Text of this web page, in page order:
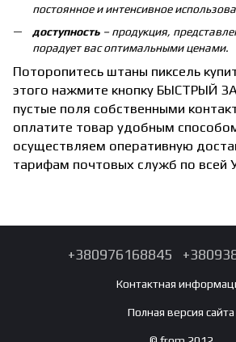
постоянное и интенсивное
доступность – продукция,
порадует вас оптимальными ценами.
Поторопитесь штаны пиксель
этого нажмите кнопку БЫСТРЫЙ
пустые поля собственными
оплатите товар удобным
осуществляем оперативную
тарифам почтовых служб по всей
+380976168845
Контактная
Полная версия сайта